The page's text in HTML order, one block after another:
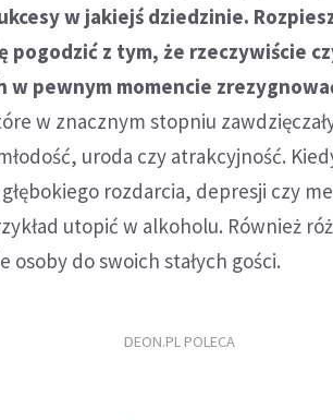
w jakiejś dziedzinie.
pogodzić z tym, że rzeczywiście
w pewnym momencie
w znacznym stopniu
uroda czy atrakcyjność.
rozdarcia, depresji czy
utopić w alkoholu. Również
osoby do swoich stałych gości.
DEON.PL POLECA